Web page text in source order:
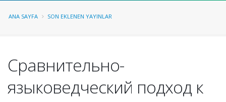
ANA SAYFA SON EKLENEN YAYINLAR
Сравнительно-
языковедческий подход к